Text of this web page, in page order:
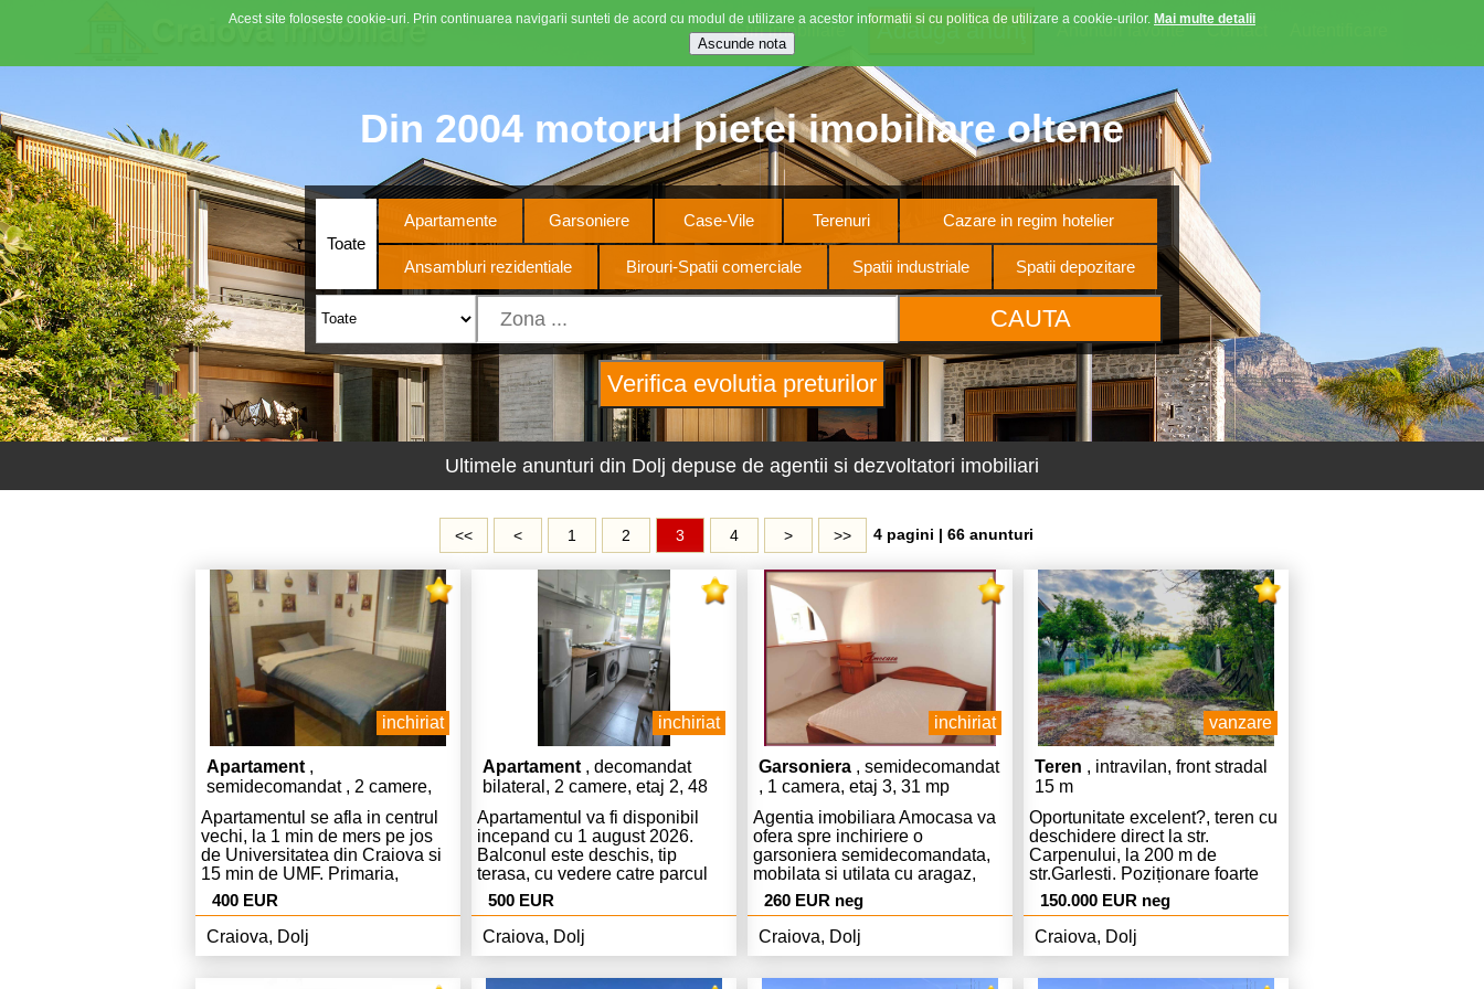
Craiovaimobiliare Contact
Anunturi favorite
Stiri imobiliare
Din 2004 motorul pietei imobiliare oltene
Toate
Apartamente Garsoniere Case-Vile Terenuri Cazare in regim hotelier
Ansambluri rezidentiale Birouri-Spatii comerciale Spatii industriale Spatii depozitare
Ultimele anunturi din Dolj depuse de agentii si dezvoltatori imobiliari
<< < 1 2 3 4 > >> 4 pagini | 66 anunturi
inchiriat
Apartament ,
semidecomandat , 2 camere,
etaj 2, 42 mp
Apartamentul se afla in centrul
vechi, la 1 min de mers pe jos
de Universitatea din Craiova si
15 min de UMF. Primaria,
Prefectuar si alte institutii
publice se afla in zona. Este
posibila parcarea publica contra
cost cu rezervare de la Primarie.
400 EUR
Craiova, Dolj
inchiriat
Apartament , decomandat
bilateral, 2 camere, etaj 2, 48
mp
Apartamentul va fi disponibil
incepand cu 1 august 2026.
Balconul este deschis, tip
terasa, cu vedere catre parcul
de la Mercur. Nu este
disponibila parcare la
proprietate. Parcarile din zona
sunt publice, dar cu plata per
500 EUR
Craiova, Dolj
inchiriat
Garsoniera , semidecomandat
, 1 camera, etaj 3, 31 mp
Agentia imobiliara Amocasa va
ofera spre inchiriere o
garsoniera semidecomandata,
mobilata si utilata cu aragaz,
frigider, televizor si masina de
spalat. Imobilul este finisat cu
gresie, faianta, tamplarie pvc,
parchet, usa metalica si este
260 EUR neg
Craiova, Dolj
vanzare
Teren , intravilan, front stradal
15 m
Oportunitate excelent?, teren cu
deschidere direct la str.
Carpenului, la 200 m de
str.Garlesti. Poziționare foarte
bun? și acces direct la drum
principal asfaltat. Suprafata
generoasa de 625 mp si
deschidere de 15 m, vecintati
150.000 EUR neg
Craiova, Dolj
Acest site foloseste cookie-uri. Prin continuarea navigarii sunteti de acord cu modul de utilizare a acestor informatii si cu politica de utilizare a cookie-urilor. Mai multe detalii